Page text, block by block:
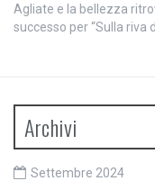
Agliate e la bellezza
successo per “Sulla riva
Archivi
Settembre 2024